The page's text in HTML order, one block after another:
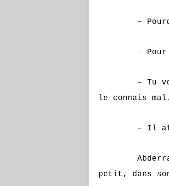
–
– Pour
– Tu vois,
le connais mal.
– Il
petit, dans